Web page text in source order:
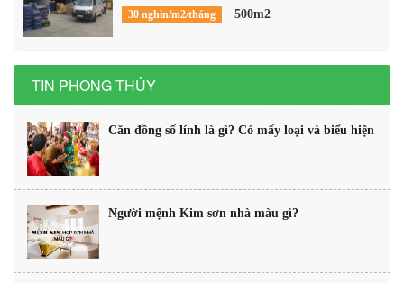
30 nghìn/m2/tháng 500m2
TIN PHONG THỦY
Căn đồng số lính là gì? Có mấy loại và biểu hiện
Người mệnh Kim sơn nhà màu gì?